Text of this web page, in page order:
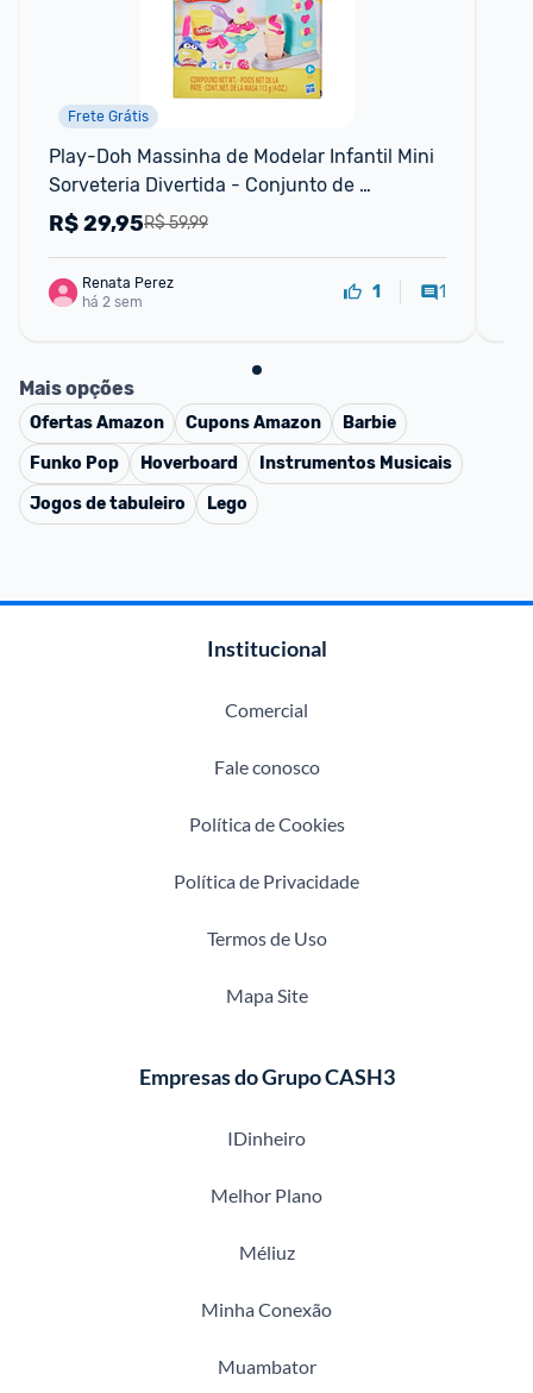
Frete Grátis
Play-Doh Massinha de Modelar Infantil Mini
Sorveteria Divertida - Conjunto de
Brinquedo com Acessórios e 2 Potes - A
R$ 59,99
R$29,95
Renata Perez
há 2 sem
1 1
Mais opções
OfertasAmazon CuponsAmazon
Barbie
Funko Pop
Hoverboard
Instrumentos Musicais
Jogos de tabuleiro
Lego
Institucional
Comercial
Fale conosco
Política de Cookies
Política de Privacidade
Termos de Uso
Mapa Site
Empresas do Grupo CASH3
IDinheiro
Melhor Plano
Méliuz
Minha Conexão
Muambator